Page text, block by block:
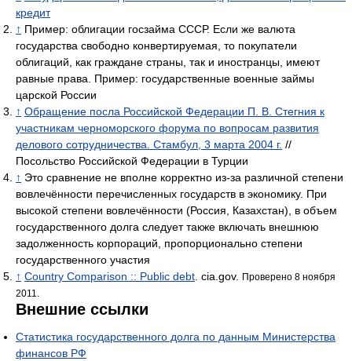
кредит
↑ Пример: облигации госзайма СССР. Если же валюта
государства свободно конвертируемая, то покупатели
облигаций, как граждане страны, так и иностранцы, имеют
равные права. Пример: государственные военные займы
царской России
↑ Обращение посла Российской Федерации П. В. Стегния к
участникам черноморского форума по вопросам развития
делового сотрудничества. Стамбул, 3 марта 2004 г. //
Посольство Российской Федерации в Турции
↑ Это сравнение не вполне корректно из-за различной степени
вовлечённости перечисленных государств в экономику. При
высокой степени вовлечённости (Россия, Казахстан), в объем
государственного долга следует также включать внешнюю
задолженность корпораций, пропорционально степени
государственного участия
↑ Country Comparison :: Public debt . cia.gov.
Проверено 8 ноября
2011.
Внешние ссылки
Статистика государственного долга по данным Министерства
финансов РФ